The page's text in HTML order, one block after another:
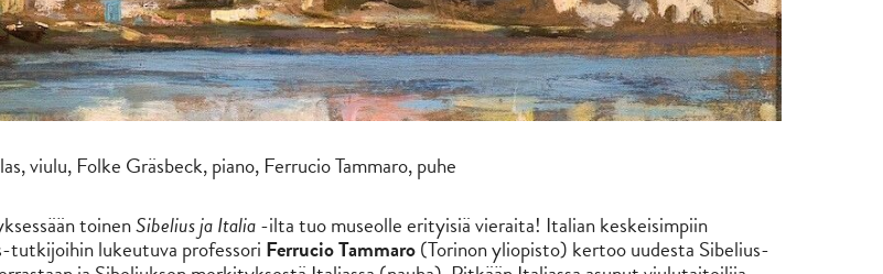
viulu, Folke Gräsbeck, piano, Ferrucio Tammaro, puhe
toinenSibelius ja Italia-ilta tuo museolle erityisiä vieraita! Italian keskeisimpiin
tutkijoihin lukeutuva professori Ferrucio Tammaro(Torinon yliopisto) kertoo uudesta Sibelius-